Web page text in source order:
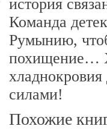
история
Команда
Румынию,
похищение…
хладнокровия
силами!
Похожие